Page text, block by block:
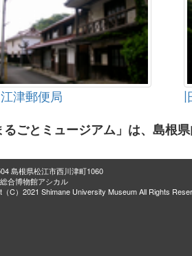
津郵便局
るごとミュージアム」は、島根
島根県松江市西川津町1060
合博物館アシカル
C）2021 Shimane University Museum All Rights